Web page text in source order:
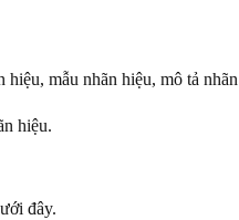
mẫu nhãn hiệu, mô tả
hiệu.
đây.